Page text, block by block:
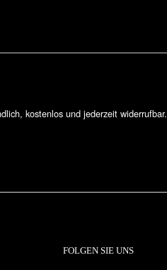
kostenlos und jederzeit widerrufbar.
FOLGEN SIE UNS